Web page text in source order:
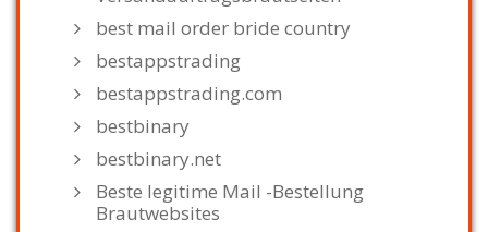
best mail order bride country
bestappstrading
bestappstrading.com
bestbinary
bestbinary.net
Beste legitime Mail -Bestellung
Brautwebsites